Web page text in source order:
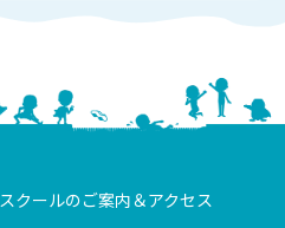
スクールのご案内＆アクセス